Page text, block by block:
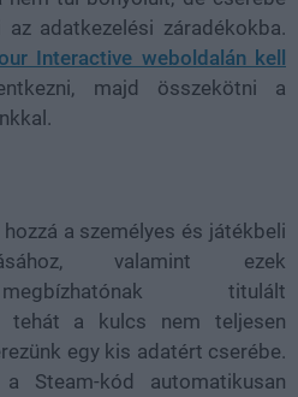
adatkezelési záradékokba.
Interactive weboldalán kell
majd összekötni a
a személyes és játékbeli
valamint ezek
titulált
tehát a kulcs nem teljesen
egy kis adatért cserébe.
Steam-kód automatikusan